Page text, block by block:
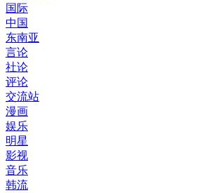
国际
中国
东南亚
言论
社论
评论
交流站
漫画
娱乐
明星
影视
音乐
韩流